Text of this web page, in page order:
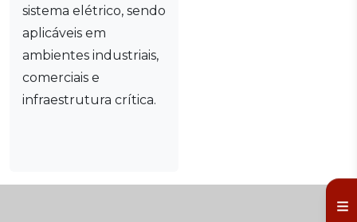
sistema elétrico, sendo
aplicáveis em
ambientes industriais,
comerciais e
infraestrutura crítica.